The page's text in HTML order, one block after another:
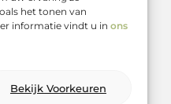
het tonen van
informatie vindt u in ons
Bekijk Voorkeuren